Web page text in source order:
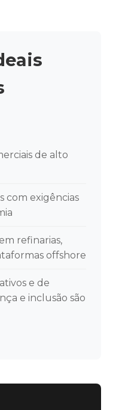
de alto
com exigências
refinarias,
offshore
e de
e inclusão são